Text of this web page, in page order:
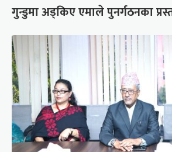
गुन्डुमा अड्किए एमाले पुनर्गठनका